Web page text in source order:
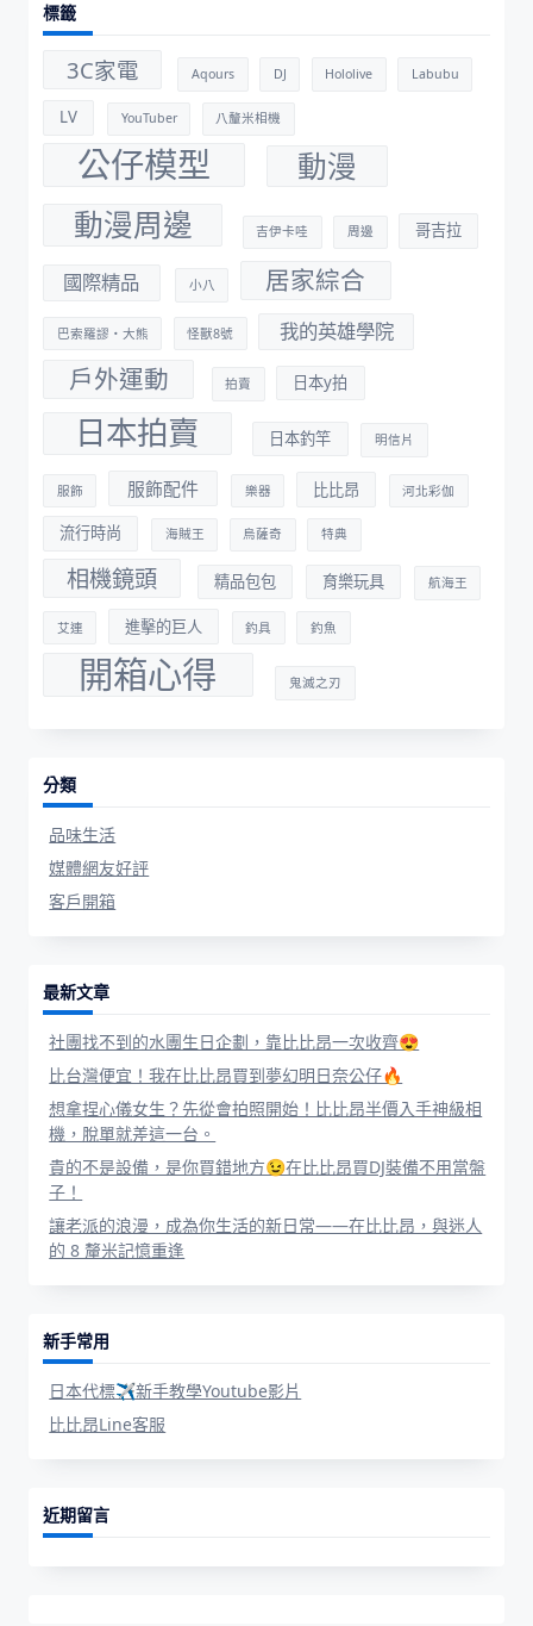
標籤
3C家電 Aqours DJ Hololive Labubu
LV YouTuber 八釐米相機
公仔模型
動漫
動漫周邊
吉伊卡哇 周邊 哥吉拉
國際精品 小八 居家綜合
巴索羅謬・大熊 怪獸8號 我的英雄學院
戶外運動 拍賣 日本y拍
日本拍賣 日本釣竿 明信片
服飾 服飾配件 樂器 比比昂 河北彩伽
流行時尚 海賊王 烏薩奇 特典
相機鏡頭 精品包包 育樂玩具 航海王
艾連 進擊的巨人 釣具 釣魚
開箱心得 鬼滅之刃
分類
品味生活
媒體網友好評
客戶開箱
最新文章
社團找不到的水團生日企劃，靠比比昂一次收齊😍
比台灣便宜！我在比比昂買到夢幻明日奈公仔🔥
想拿捏心儀女生？先從會拍照開始！比比昂半價入手神級相
機，脫單就差這一台。
貴的不是設備，是你買錯地方😉在比比昂買DJ裝備不用當盤
子！
讓老派的浪漫，成為你生活的新日常——在比比昂，與迷人
的 8 釐米記憶重逢
新手常用
日本代標✈新手教學Youtube影片
比比昂Line客服
近期留言